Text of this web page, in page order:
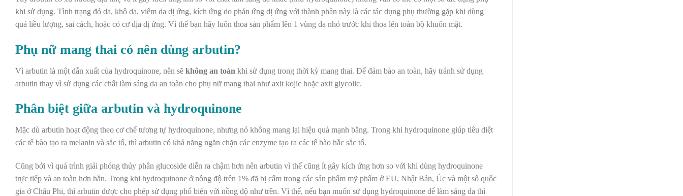
khi sử dụng. Tình trạng đỏ da, khô da, viêm da dị ứng, kích ứng do phản ứng dị ứng với thành phần này là các tác dụng phụ thường gặp khi dùng
quá liều lượng, sai cách, hoặc có cơ địa dị ứng. Vì thế bạn hãy luôn thoa sản phẩm lên 1 vùng da nhỏ trước khi thoa lên toàn bộ khuôn mặt.
Phụ nữ mang thai có nên dùng arbutin?
Vì arbutin là một dẫn xuất của hydroquinone, nên sẽ không an toàn khi sử dụng trong thời kỳ mang thai. Để đảm bảo an toàn, hãy tránh sử dụng
arbutin thay vì sử dụng các chất làm sáng da an toàn cho phụ nữ mang thai như axit kojic hoặc axit glycolic.
Phân biệt giữa arbutin và hydroquinone
Mặc dù arbutin hoạt động theo cơ chế tương tự hydroquinone, nhưng nó không mang lại hiệu quả mạnh bằng. Trong khi hydroquinone giúp tiêu diệt
các tế bào tạo ra melanin và sắc tố, thì arbutin có khả năng ngăn chặn các enzyme tạo ra các tế bào hắc sắc tố.
Cũng bởi vì quá trình giải phóng thủy phân glucoside diễn ra chậm hơn nên arbutin vì thế cũng ít gây kích ứng hơn so với khi dùng hydroquinone
trực tiếp và an toàn hơn hẳn. Trong khi hydroquinone ở nồng độ trên 1% đã bị cấm trong các sản phẩm mỹ phẩm ở EU, Nhật Bản, Úc và một số quốc
gia ở Châu Phi, thì arbutin được cho phép sử dụng phổ biến với nồng độ như trên. Vì thế, nếu bạn muốn sử dụng hydroquinone để làm sáng da thì